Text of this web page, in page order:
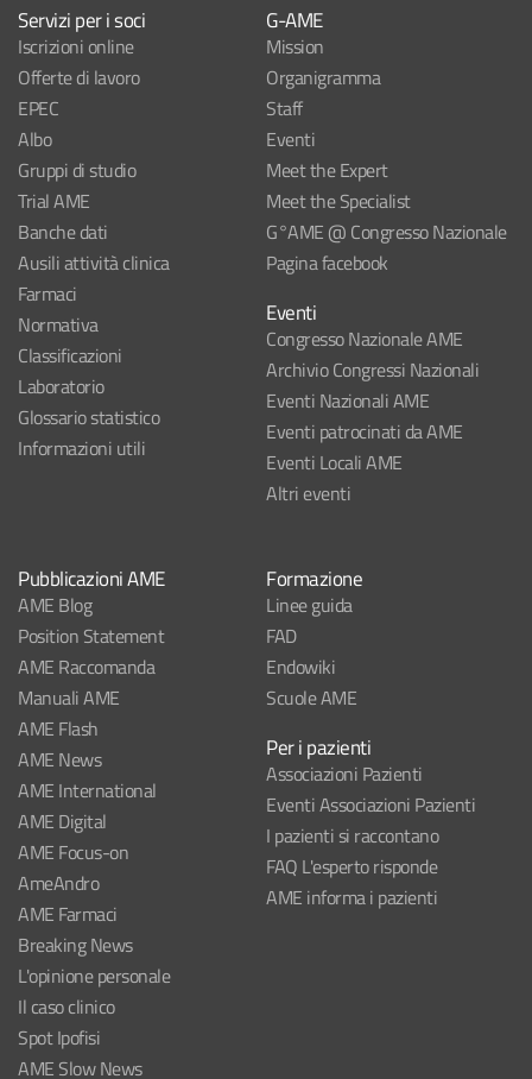
Servizi per i soci
Iscrizioni online
Offerte di lavoro
EPEC
Albo
Gruppi di studio
Trial AME
Banche dati
Ausili attività clinica
Farmaci
Normativa
Classificazioni
Laboratorio
Glossario statistico
Informazioni utili
G-AME
Mission
Organigramma
Staff
Eventi
Meet the Expert
Meet the Specialist
G°AME @ Congresso Nazionale
Pagina facebook
Eventi
Congresso Nazionale AME
Archivio Congressi Nazionali
Eventi Nazionali AME
Eventi patrocinati da AME
Eventi Locali AME
Altri eventi
Pubblicazioni AME
AME Blog
Position Statement
AME Raccomanda
Manuali AME
AME Flash
AME News
AME International
AME Digital
AME Focus-on
AmeAndro
AME Farmaci
Breaking News
L'opinione personale
Il caso clinico
Spot Ipofisi
AME Slow News
Formazione
Linee guida
FAD
Endowiki
Scuole AME
Per i pazienti
Associazioni Pazienti
Eventi Associazioni Pazienti
I pazienti si raccontano
FAQ L'esperto risponde
AME informa i pazienti